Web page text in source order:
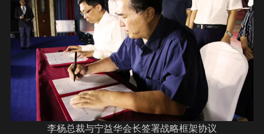
李杨总裁与宁益华会长签署战略框架协议